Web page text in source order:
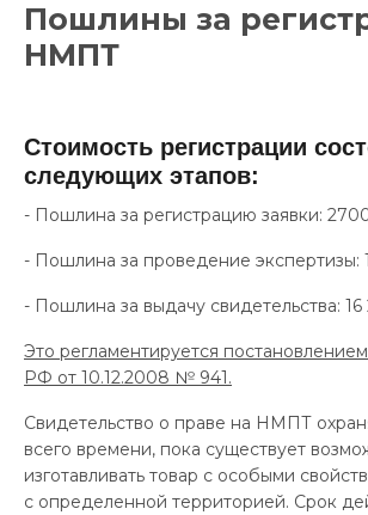
Пошлины за
НМПТ
Стоимость регистрации
следующих этапов:
- Пошлина за регистрацию заявки:
- Пошлина за проведение экспертизы:
- Пошлина за выдачу свидетельства:
Это регламентируется
РФ от 10.12.2008 № 941.
Свидетельство о праве на НМПТ
всего времени, пока существует
изготавливать товар с особыми
с определенной территорией. Срок